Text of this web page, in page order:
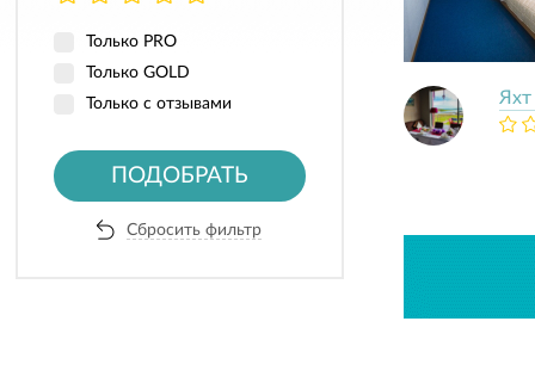
Только PRO
Только GOLD
Только с отзывами
ПОДОБРАТЬ
Сбросить фильтр
Яхт